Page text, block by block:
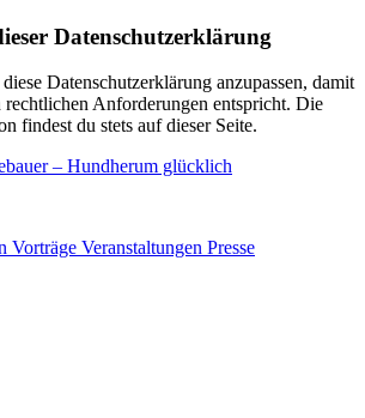
Datenschutzerklärung
Datenschutzerklärung anzupassen, damit
rechtlichen Anforderungen entspricht. Die
findest du stets auf dieser Seite.
Vorträge Veranstaltungen Presse